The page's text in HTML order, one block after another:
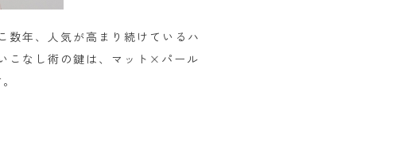
数年、人気が高まり続けているハ
こなし術の鍵は、マット×パール